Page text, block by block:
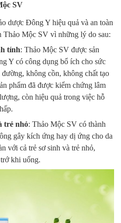
SV
dược Đông Y hiệu quả và an toàn
Thảo Mộc SV vì những lý do sau:
tính: Thảo Mộc SV được sản
Y có công dụng bổ ích cho sức
không cồn, không chất tạo
phẩm đã được kiểm chứng lâm
còn hiệu quả trong việc hỗ
trẻ nhỏ: Thảo Mộc SV có thành
gây kích ứng hay dị ứng cho da
với cả trẻ sơ sinh và trẻ nhỏ,
khi uống.